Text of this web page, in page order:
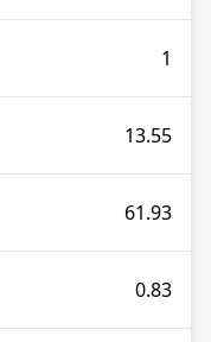
1
13.55
61.93
0.83